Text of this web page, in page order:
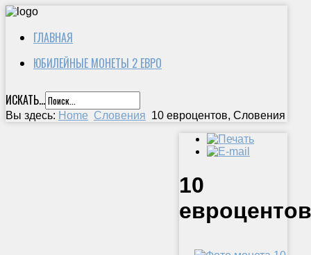
ГЛАВНАЯ
ЮБИЛЕЙНЫЕ МОНЕТЫ 2 ЕВРО
ИСКАТЬ...
Вы здесь: Home Словения 10 евроцентов, Словения
10